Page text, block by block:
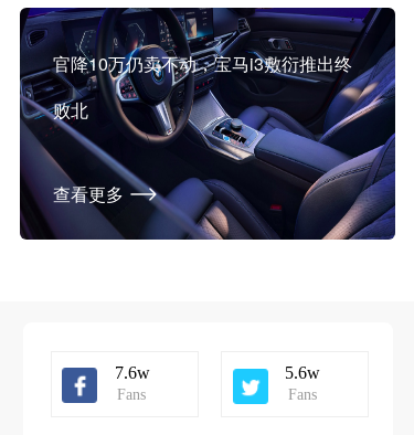
官降10万仍卖不动，宝马i3敷衍推出终
败北
查看更多
7.6w
Fans
5.6w
Fans